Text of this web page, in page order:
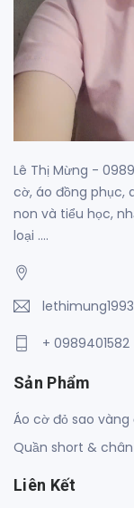
Lê Thị Mừng -
cờ, áo đồng phục,
non và tiểu học,
loại ....
+ 0989401582
Sản Phẩm
Áo cờ đỏ sao vàng
Quần short &
Liên Kết